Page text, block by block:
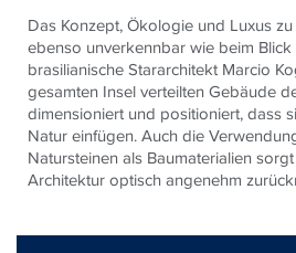
Das Konzept, Ökologie und Luxus
ebenso unverkennbar wie beim
brasilianische Stararchitekt Marcio
gesamten Insel verteilten Gebäude
dimensioniert und positioniert, dass
Natur einfügen. Auch die
Natursteinen als Baumaterialien
Architektur optisch angenehm